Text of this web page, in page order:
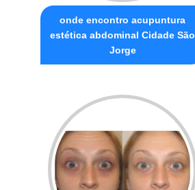
onde encontro acupuntura
estética abdominal Cidade São
Jorge